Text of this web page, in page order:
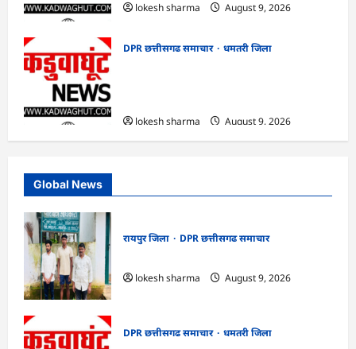
lokesh sharma
August 9, 2026
DPR छत्तीसगढ समाचार
धमतरी जिला
lokesh sharma
August 9, 2026
Global News
रायपुर जिला
DPR छत्तीसगढ समाचार
lokesh sharma
August 9, 2026
DPR छत्तीसगढ समाचार
धमतरी जिला